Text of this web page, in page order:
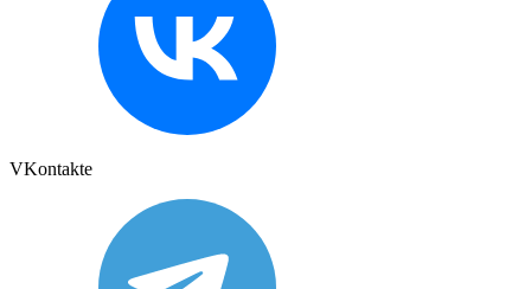
VKontakte